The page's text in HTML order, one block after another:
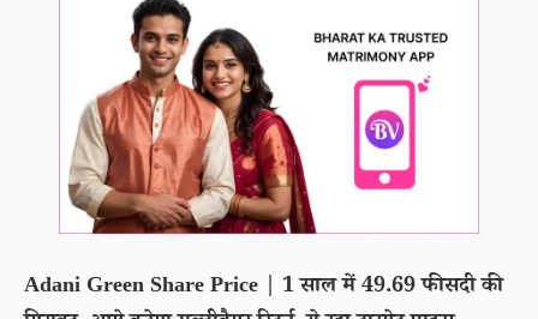
Adani Green Share Price | 1 साल में 49.69 फीसदी की